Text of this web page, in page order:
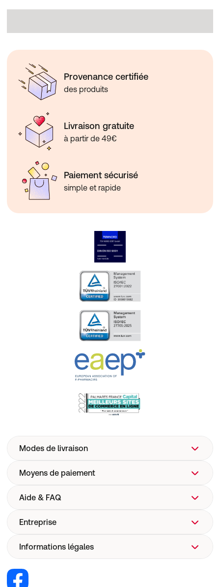
Provenance certifiée
des produits
Livraison gratuite
à partir de 49€
Paiement sécurisé
simple et rapide
Modes de livraison
Moyens de paiement
Aide & FAQ
FAQ
Livraison
Sécurité dispositifs médicaux
Entreprise
Qui sommes-nous ?
Site web de l'entreprise
Recrutement
Informations légales
Renoncer au contrat